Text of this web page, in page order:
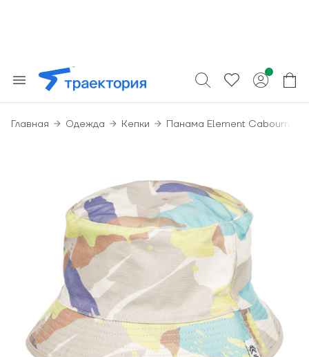
Главная Одежда Кепки Панама Element Cabourn